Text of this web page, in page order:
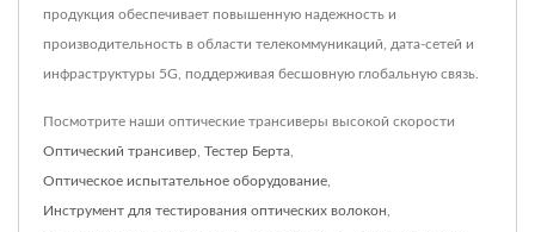
продукция обеспечивает повышенную надежность и
производительность в области телекоммуникаций, дата-сетей и
инфраструктуры 5G, поддерживая бесшовную глобальную связь.
Посмотрите наши оптические трансиверы высокой скорости
Оптический трансивер Тестер Берта
Оптическое испытательное оборудование
Инструмент для тестирования оптических волокон